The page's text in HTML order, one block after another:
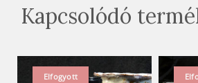
Kapcsolódó
Elfogyott